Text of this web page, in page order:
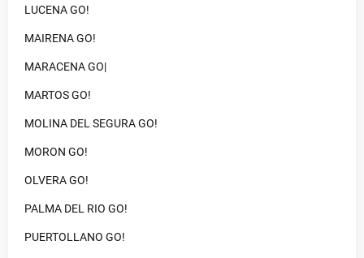
LUCENA GO!
MAIRENA GO!
MARACENA GO|
MARTOS GO!
MOLINA DEL SEGURA GO!
MORON GO!
OLVERA GO!
PALMA DEL RIO GO!
PUERTOLLANO GO!